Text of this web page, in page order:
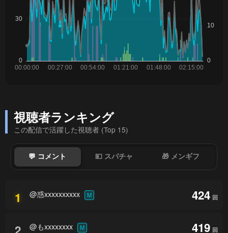
視聴者ランキング
この配信で活躍した視聴者 (Top 15)
💬 コメント 💴 スパチャ 🎁 メンギフ
1 @惑xxxxxxxxxx M 424 回
@もxxxxxxxx M 419 回